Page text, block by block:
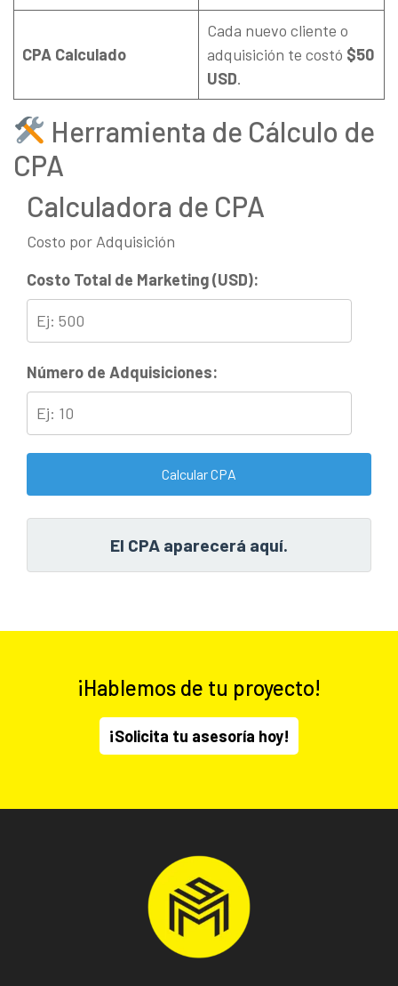
CPA Calculado
Cada nuevo cliente o
adquisición te costó $50
USD.
Herramienta de Cálculo de
CPA
Calculadora de CPA
Costo por Adquisición
Costo Total de Marketing (USD):
Número de Adquisiciones:
Calcular CPA
El CPA aparecerá aquí.
¡Hablemos de tu proyecto!
¡Solicita tu asesoría hoy!